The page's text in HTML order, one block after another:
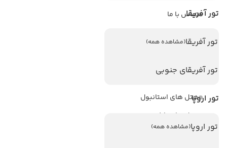
تور آفریقا
تور آفریقا(مشاهده همه)
تور آفریقای جنوبی
تور اروپا
تور اروپا(مشاهده همه)
تماس با ما
هتل های پر بازدید
هتل های استانبول
هتل های تایلند
هتل های اندونزی